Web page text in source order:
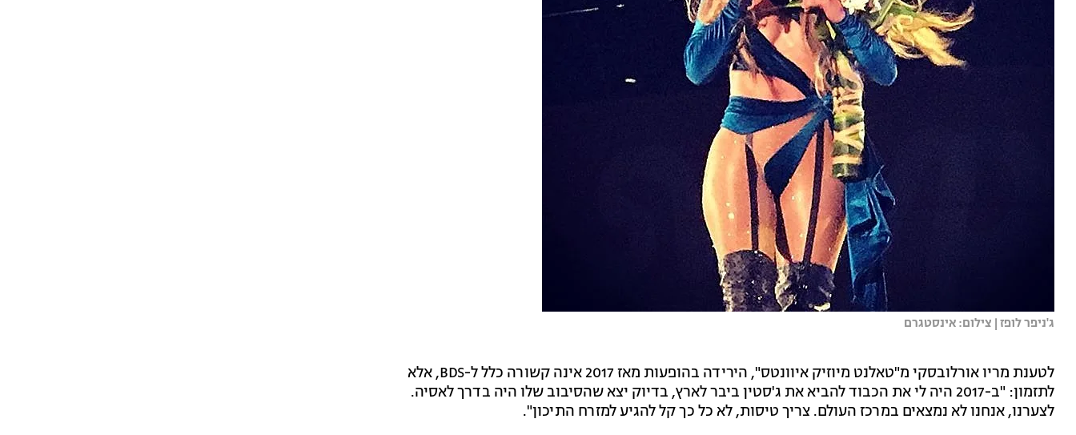
ג'ניפר לופז | צילום: אינסטגרם
לטענת מריו אורלובסקי מ"טאלנט מיוזיק איוונטס", הירידה בהופעות מאז 2017 אינה קשורה כלל ל-BDS, אלא
לתזמון: "ב-2017 היה לי את הכבוד להביא את ג'סטין ביבר לארץ, בדיוק יצא שהסיבוב שלו היה בדרך לאסיה.
לצערנו, אנחנו לא נמצאים במרכז העולם. צריך טיסות, לא כל כך קל להגיע למזרח התיכון".